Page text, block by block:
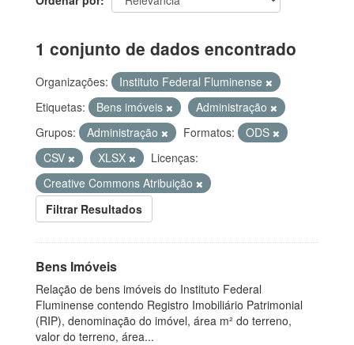
1 conjunto de dados encontrado
Organizações:
Instituto Federal Fluminense
Etiquetas:
Bens imóveis
Administração
Grupos:
Administração Formatos:
ODS
CSV
XLSX
Licenças:
Creative Commons Atribuição
Filtrar Resultados
Bens Imóveis
Relação de bens imóveis do Instituto Federal
Fluminense contendo Registro Imobiliário Patrimonial
(RIP), denominação do imóvel, área m² do terreno,
valor do terreno, área...